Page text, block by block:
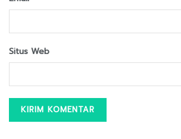
Situs Web